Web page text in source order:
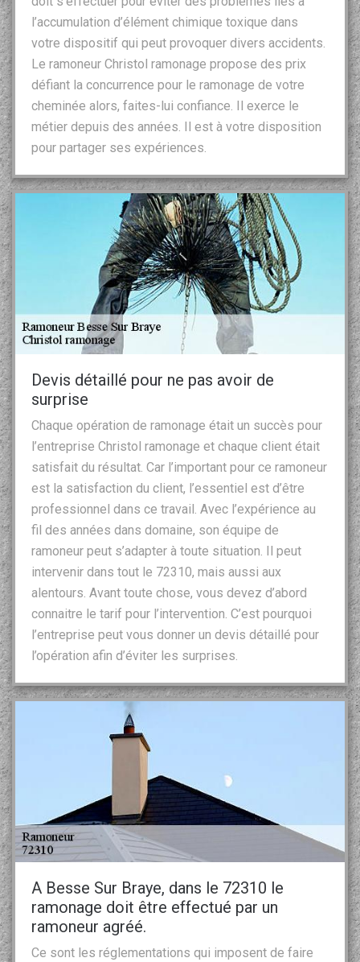
l’accumulation d’élément chimique toxique dans
votre dispositif qui peut provoquer divers accidents.
Le ramoneur Christol ramonage propose des prix
défiant la concurrence pour le ramonage de votre
cheminée alors, faites-lui confiance. Il exerce le
métier depuis des années. Il est à votre disposition
pour partager ses expériences.
Devis détaillé pour ne pas avoir de
surprise
Chaque opération de ramonage était un succès pour
l’entreprise Christol ramonage et chaque client était
satisfait du résultat. Car l’important pour ce ramoneur
est la satisfaction du client, l’essentiel est d’être
professionnel dans ce travail. Avec l’expérience au
fil des années dans domaine, son équipe de
ramoneur peut s’adapter à toute situation. Il peut
intervenir dans tout le 72310, mais aussi aux
alentours. Avant toute chose, vous devez d’abord
connaitre le tarif pour l’intervention. C’est pourquoi
l’entreprise peut vous donner un devis détaillé pour
l’opération afin d’éviter les surprises.
A Besse Sur Braye, dans le 72310 le
ramonage doit être effectué par un
ramoneur agréé.
Ce sont les réglementations qui imposent de faire